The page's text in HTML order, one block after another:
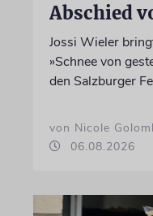
Abschied
Jossi Wieler
»Schnee von
den Salzburger
von Nicole
06.08.2026